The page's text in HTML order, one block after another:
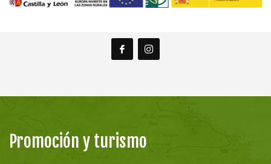
Promoción y turismo